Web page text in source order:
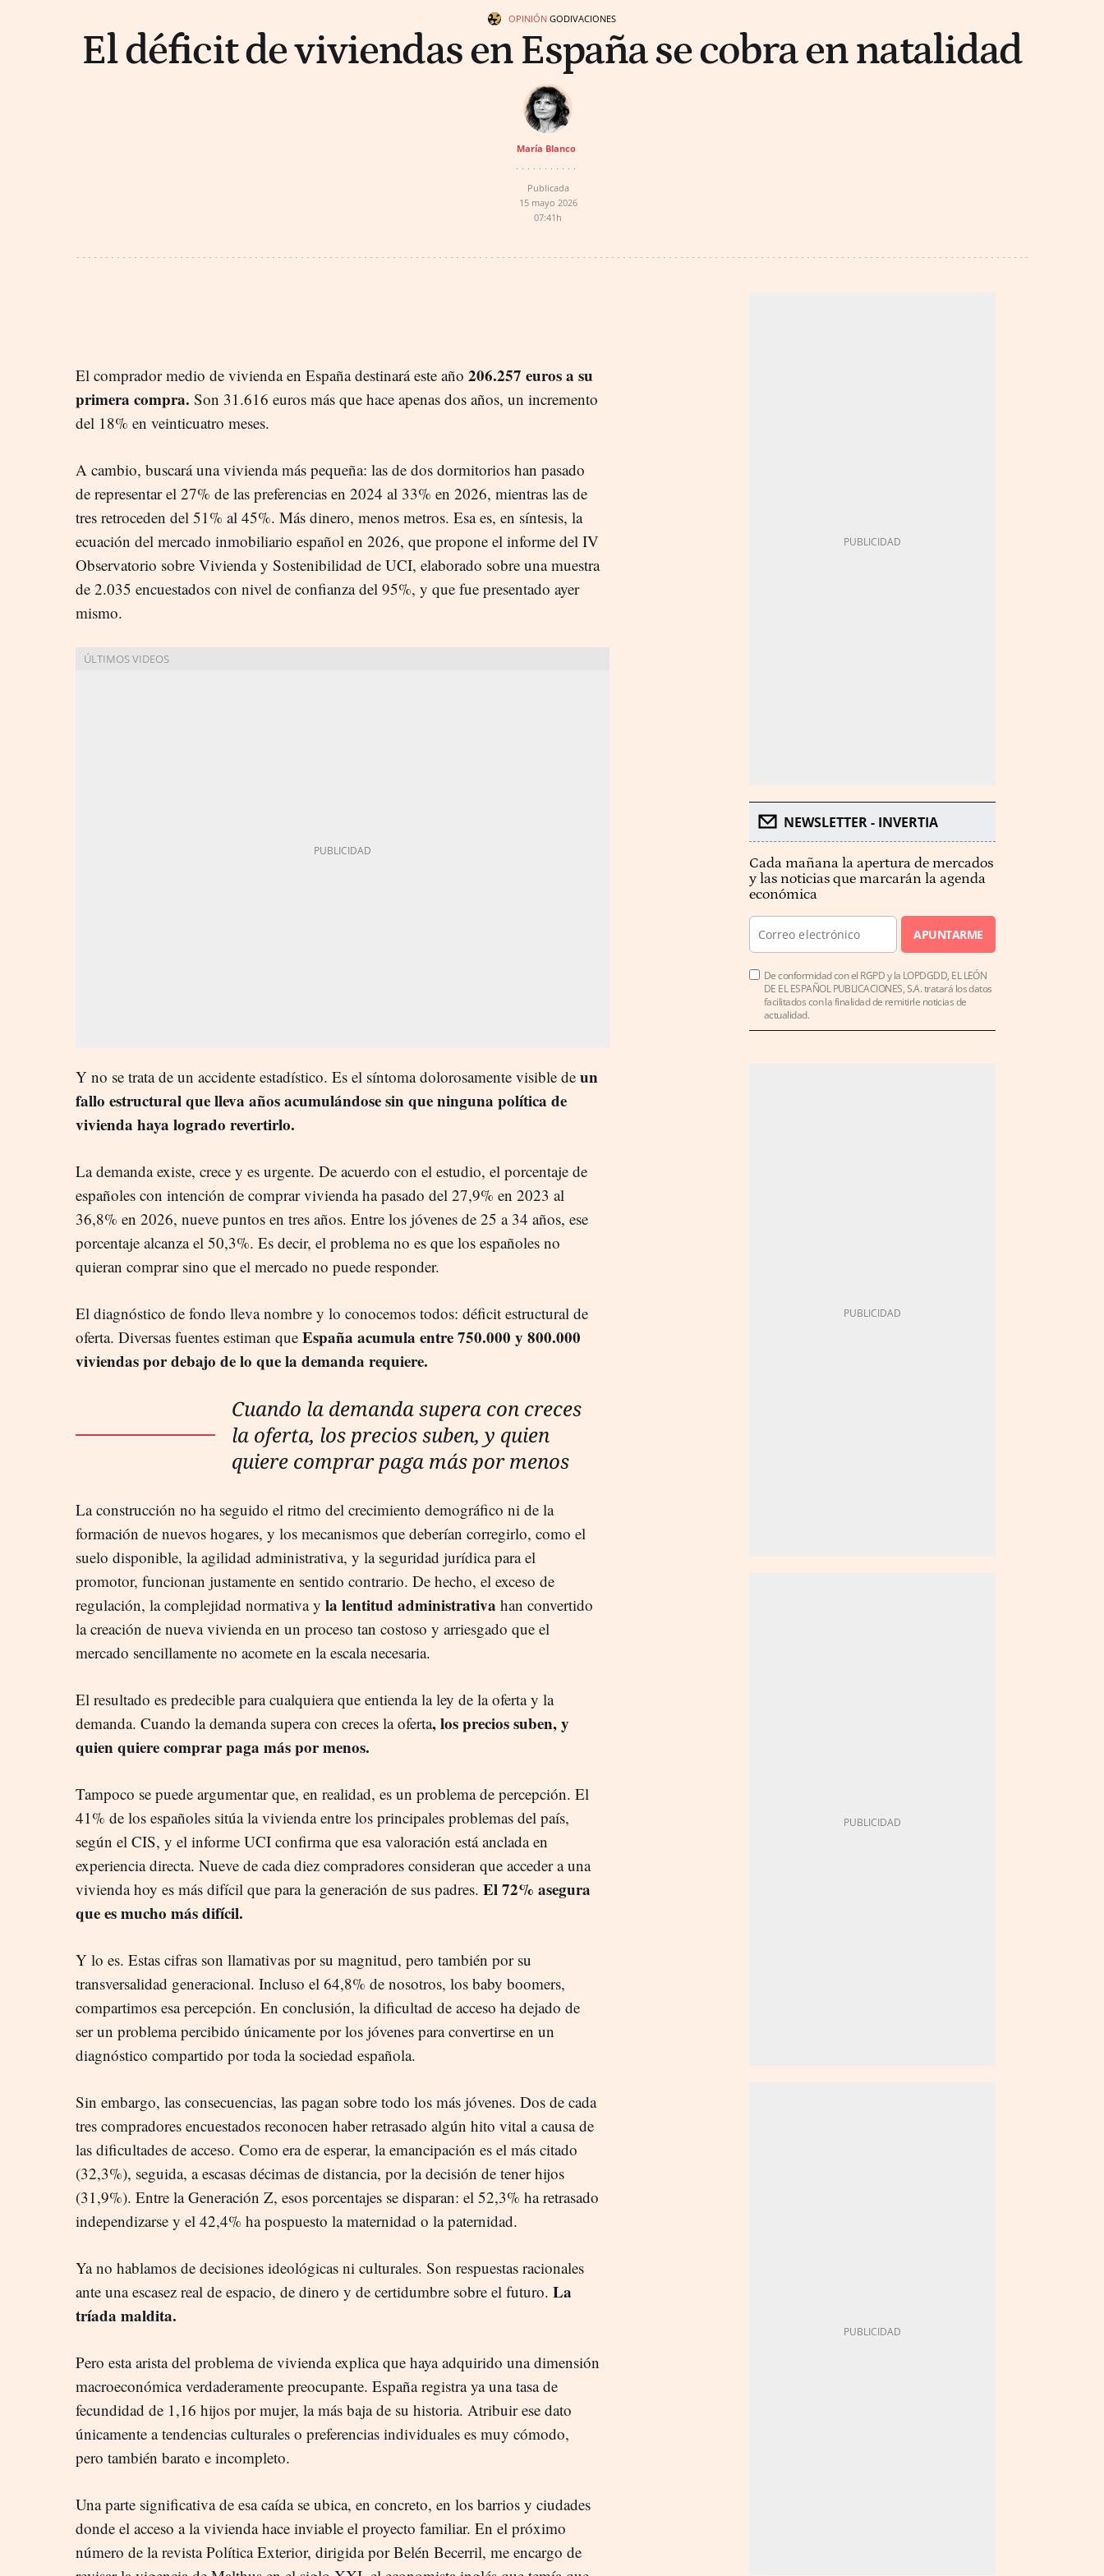
OPINIÓN GODIVACIONES
El déficit de viviendas en España se cobra en natalidad
María Blanco
Publicada
15 mayo 2026
07:41h
El comprador medio de vivienda en España destinará este año 206.257 euros a su
primera compra. Son 31.616 euros más que hace apenas dos años, un incremento
del 18% en veinticuatro meses.
A cambio, buscará una vivienda más pequeña: las de dos dormitorios han pasado
de representar el 27% de las preferencias en 2024 al 33% en 2026, mientras las de
tres retroceden del 51% al 45%. Más dinero, menos metros. Esa es, en síntesis, la
ecuación del mercado inmobiliario español en 2026, que propone el informe del IV
Observatorio sobre Vivienda y Sostenibilidad de UCI, elaborado sobre una muestra
de 2.035 encuestados con nivel de confianza del 95%, y que fue presentado ayer
mismo.
Y no se trata de un accidente estadístico. Es el síntoma dolorosamente visible de un
fallo estructural que lleva años acumulándose sin que ninguna política de
vivienda haya logrado revertirlo.
La demanda existe, crece y es urgente. De acuerdo con el estudio, el porcentaje de
españoles con intención de comprar vivienda ha pasado del 27,9% en 2023 al
36,8% en 2026, nueve puntos en tres años. Entre los jóvenes de 25 a 34 años, ese
porcentaje alcanza el 50,3%. Es decir, el problema no es que los españoles no
quieran comprar sino que el mercado no puede responder.
El diagnóstico de fondo lleva nombre y lo conocemos todos: déficit estructural de
oferta. Diversas fuentes estiman que España acumula entre 750.000 y 800.000
viviendas por debajo de lo que la demanda requiere.
Cuando la demanda supera con creces
la oferta, los precios suben, y quien
quiere comprar paga más por menos
La construcción no ha seguido el ritmo del crecimiento demográfico ni de la
formación de nuevos hogares, y los mecanismos que deberían corregirlo, como el
suelo disponible, la agilidad administrativa, y la seguridad jurídica para el
promotor, funcionan justamente en sentido contrario. De hecho, el exceso de
regulación, la complejidad normativa y la lentitud administrativa han convertido
la creación de nueva vivienda en un proceso tan costoso y arriesgado que el
mercado sencillamente no acomete en la escala necesaria.
El resultado es predecible para cualquiera que entienda la ley de la oferta y la
demanda. Cuando la demanda supera con creces la oferta, los precios suben, y
quien quiere comprar paga más por menos.
Tampoco se puede argumentar que, en realidad, es un problema de percepción. El
41% de los españoles sitúa la vivienda entre los principales problemas del país,
según el CIS, y el informe UCI confirma que esa valoración está anclada en
experiencia directa. Nueve de cada diez compradores consideran que acceder a una
vivienda hoy es más difícil que para la generación de sus padres. El 72% asegura
que es mucho más difícil.
Y lo es. Estas cifras son llamativas por su magnitud, pero también por su
transversalidad generacional. Incluso el 64,8% de nosotros, los baby boomers,
compartimos esa percepción. En conclusión, la dificultad de acceso ha dejado de
ser un problema percibido únicamente por los jóvenes para convertirse en un
diagnóstico compartido por toda la sociedad española.
Sin embargo, las consecuencias, las pagan sobre todo los más jóvenes. Dos de cada
tres compradores encuestados reconocen haber retrasado algún hito vital a causa de
las dificultades de acceso. Como era de esperar, la emancipación es el más citado
(32,3%), seguida, a escasas décimas de distancia, por la decisión de tener hijos
(31,9%). Entre la Generación Z, esos porcentajes se disparan: el 52,3% ha retrasado
independizarse y el 42,4% ha pospuesto la maternidad o la paternidad.
Ya no hablamos de decisiones ideológicas ni culturales. Son respuestas racionales
ante una escasez real de espacio, de dinero y de certidumbre sobre el futuro. La
tríada maldita.
Pero esta arista del problema de vivienda explica que haya adquirido una dimensión
macroeconómica verdaderamente preocupante. España registra ya una tasa de
fecundidad de 1,16 hijos por mujer, la más baja de su historia. Atribuir ese dato
únicamente a tendencias culturales o preferencias individuales es muy cómodo,
pero también barato e incompleto.
Una parte significativa de esa caída se ubica, en concreto, en los barrios y ciudades
donde el acceso a la vivienda hace inviable el proyecto familiar. En el próximo
número de la revista Política Exterior, dirigida por Belén Becerril, me encargo de
NEWSLETTER - INVERTIA
Cada mañana la apertura de mercados
y las noticias que marcarán la agenda
económica
APUNTARME
De conformidad con el RGPD y la LOPDGDD, EL LEÓN
DE EL ESPAÑOL PUBLICACIONES, S.A. tratará los datos
facilitados con la finalidad de remitirle noticias de
actualidad.